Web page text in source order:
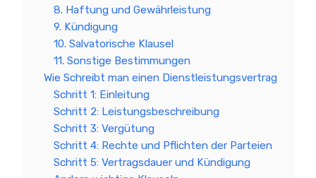
8. Haftung und Gewährleistung
9. Kündigung
10. Salvatorische Klausel
11. Sonstige Bestimmungen
Wie Schreibt man einen Dienstleistungsvertrag
Schritt 1: Einleitung
Schritt 2: Leistungsbeschreibung
Schritt 3: Vergütung
Schritt 4: Rechte und Pflichten der Parteien
Schritt 5: Vertragsdauer und Kündigung